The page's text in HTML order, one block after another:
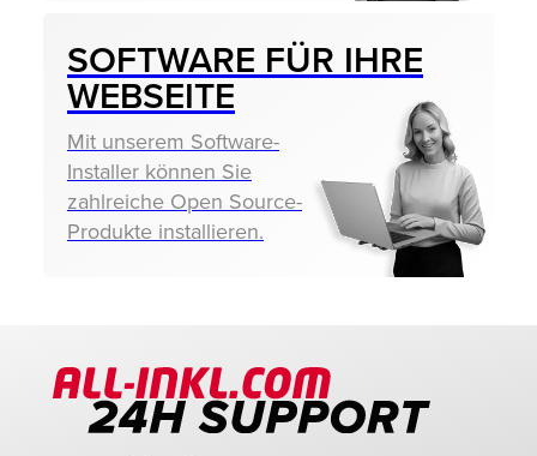
SOFTWARE FÜR IHRE
WEBSEITE
Mit unserem Software-
Installer können Sie
zahlreiche Open Source-
Produkte installieren.